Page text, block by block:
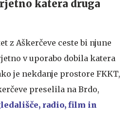
katera druga
z Aškerčeve ceste bi njune
v uporabo dobila katera
je nekdanje prostore FKKT,
preselila na Brdo,
radio, film in